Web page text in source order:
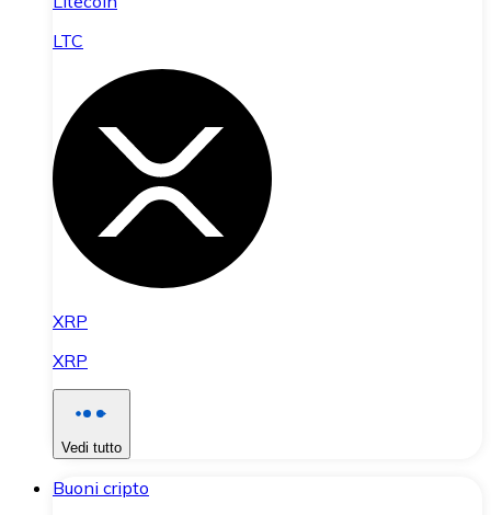
LTC
XRP
XRP
Vedi tutto
Buoni cripto